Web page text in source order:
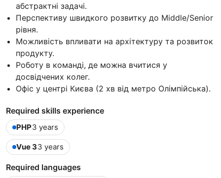
абстрактні задачі.
Перспективу швидкого розвитку до Middle/Senior
рівня.
Можливість впливати на архітектуру та розвиток
продукту.
Роботу в команді, де можна вчитися у
досвідчених колег.
Офіс у центрі Києва (2 хв від метро Олімпійська).
Required skills experience
PHP3 years
Vue 33 years
Required languages